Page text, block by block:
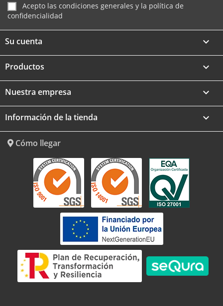
Acepto las condiciones generales y la política de
confidencialidad
Su cuenta 
Productos 
Nuestra empresa 
Información de la tienda keyboard_arrow_down
Cómo llegar